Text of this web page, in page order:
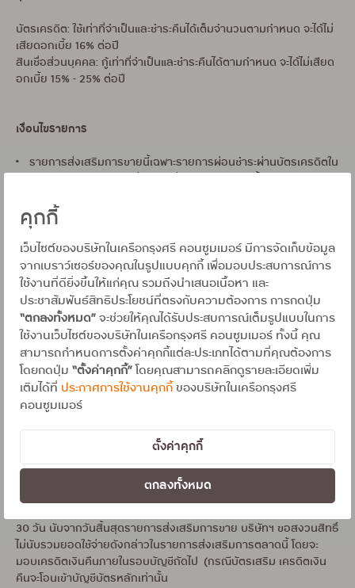
คุกกี้
เว็บไซต์ของบริษัทในเครือกรุงศรี คอนซูมเมอร์ มีการจัดเก็บข้อมูล
จากเบราว์เซอร์ของคุณในรูปแบบคุกกี้ เพื่อมอบประสบการณ์การ
ใช้งานที่ดียิ่งขึ้นให้แก่คุณ รวมถึงนำเสนอเนื้อหา และ
ประชาสัมพันธ์สิทธิประโยชน์ที่ตรงกับความต้องการ การกดปุ่ม
“ตกลงทั้งหมด”จะช่วยให้คุณได้รับประสบการณ์เต็มรูปแบบในการ
ใช้งานเว็บไซต์ของบริษัทในเครือกรุงศรี คอนซูมเมอร์ ทั้งนี้ คุณ
สามารถกำหนดการตั้งค่าคุกกี้แต่ละประเภทได้ตามที่คุณต้องการ
โดยกดปุ่ม “ตั้งค่าคุกกี้”โดยคุณสามารถคลิกดูรายละเอียดเพิ่ม
เติมได้ที่ ประกาศการใช้งานคุกกี้ ของบริษัทในเครือกรุงศรี
คอนซูมเมอร์
ตั้งค่าคุกกี้
ตกลงทั้งหมด
บัตรเครดิต: ใช้เท่าที่จำเป็นและชำระคืนได้เต็มจำนวนตามกำหนด จะได้ไม่
เสียดอกเบี้ย 16% ต่อปี
สินเชื่อส่วนบุคคล: กู้เท่าที่จำเป็นและชำระคืนได้ตามกำหนด จะได้ไม่เสียด
อกเบี้ย 15% - 25% ต่อปี
เงื่อนไขรายการ
• รายการส่งเสริมการขายนี้เฉพาะรายการผ่อนชำระผ่านบัตรเครดิตใน
• สอบถามรายละเอียดและเงื่อนไขเพิ่มเติม ณ จุดขาย เฉพาะร้านค้า /
สาขา และโปรแกรมที่ร่วมรายการ โดย เงื่อนไขหรือระยะเวลาในการผ่อน
ขึ้นอยู่กับร้านค้าหรือผู้ให้บริการกำหนด
• สิทธิพิเศษสำหรับสมาชิกบัตรฯที่ลงทะเบียน NGS ก่อนทำรายการ
ผ่อนผ่านทางแอป UCHOOSE หรือผ่านทาง SMSและได้รับข้อความ
ตอบกลับยืนยันการลงทะเบียนถูกต้องก่อนทำรายการและแบ่งจ่าย
สินค้าตามเงือนไขและข้อกำหนดของบริษัทฯ เท่านั้น
• ยอดการผ่อนชำระแต่ละรายการไม่สามารถนำมาสะสมหรือรวมกันได้
โดยจะคำนวณเครดิตเงินคืนจากยอดผ่อนชำระต่อเซสส์สลิป
• รับเครดิตเงินคืนสูงสุดไม่เกิน 35,000 บาท/บัญชีบัตรหลัก ตลอด
• บริษัทฯ จะคำนวณเครดิตเงินคืนหลังจากร้านค้าทำการเรียกเก็บยอด
30 วัน นับจากวันสิ้นสุดรายการส่งเสริมการขาย บริษัทฯ ขอสงวนสิทธิ์
ไม่นับรวมยอดใช้จ่ายดังกล่าวในรายการส่งเสริมการตลาดนี้ โดยจะ
มอบเครดิตเงินคืนภายในรอบบัญชีถัดไป (กรณีบัตรเสริม เครดิตเงิน
คืนจะโอนเข้าบัญชีบัตรหลักเท่านั้น